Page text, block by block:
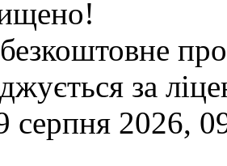
за
серпня 2026,